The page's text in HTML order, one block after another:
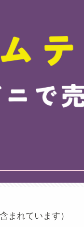
まれています）